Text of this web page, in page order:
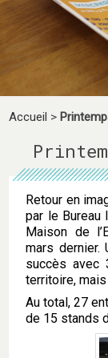
Accueil >
Retour en
par le Bureau
Maison de
mars dernier.
succès avec
territoire,
Au total, 27
de 15 stands